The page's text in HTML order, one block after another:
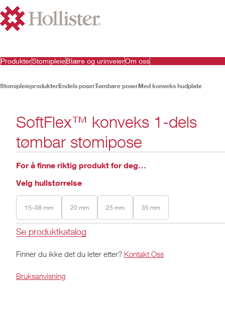
ProdukterStomipleieBlære og urinveierOm oss
StomipleieprodukterEndels poserTømbare poserMed konveks hudplate
SoftFlex™ konveks 1-dels
tømbar stomipose
For å finne riktig produkt for deg…
Velg hullstørrelse
15–38 mm 20 mm 25 mm 35 mm
Se produktkatalog
Finner du ikke det du leter etter? Kontakt Oss
Bruksanvisning